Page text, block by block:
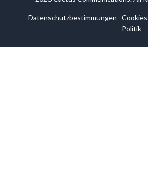
Datenschutzbestimmungen
Politik